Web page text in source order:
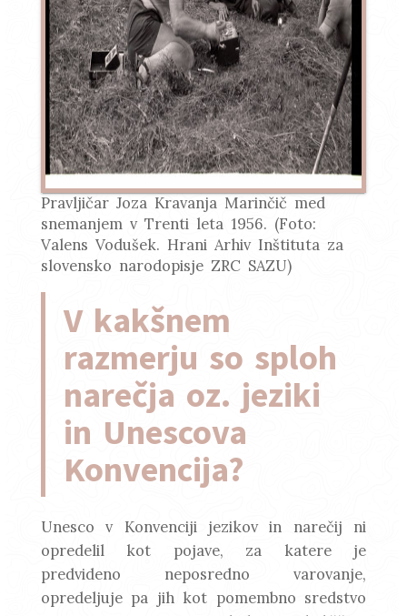
Pravljičar Joza Kravanja Marinčič med
snemanjem v Trenti leta 1956. (Foto:
Valens Vodušek. Hrani Arhiv Inštituta za
slovensko narodopisje ZRC SAZU)
V kakšnem
razmerju so sploh
narečja oz. jeziki
in Unescova
Konvencija?
Unesco v Konvenciji jezikov in narečij ni
opredelil kot pojave, za katere je
predvideno neposredno varovanje,
opredeljuje pa jih kot pomembno sredstvo